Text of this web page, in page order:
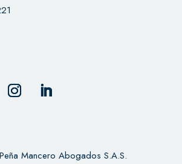
Mancero Abogados S.A.S.